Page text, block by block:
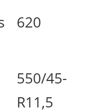
620
550/45-
R11,5